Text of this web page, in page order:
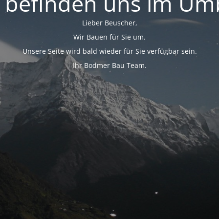
Lieber Beuscher,
Wir Bauen für Sie um.
Unsere Seite wird bald wieder für Sie verfügbar sein.
Ihr Bodmer Bau Team.